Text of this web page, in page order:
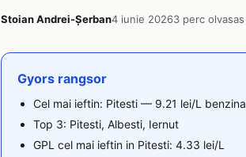
Stoian Andrei-Șerban4 iunie 20263 perc olvasas
Gyors rangsor
Cel mai ieftin: Pitesti — 9.21 lei/L benzina
Top 3: Pitesti, Albesti, Iernut
GPL cel mai ieftin in Pitesti: 4.33 lei/L